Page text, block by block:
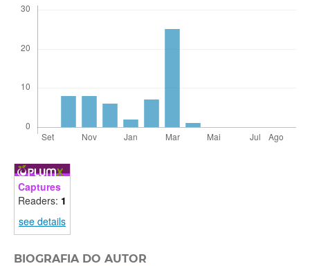
Captures
Readers: 1
see details
BIOGRAFIA DO AUTOR